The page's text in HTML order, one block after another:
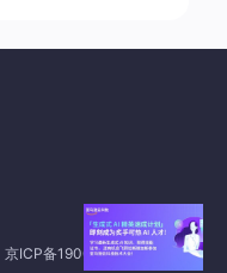
京ICP备19004658号